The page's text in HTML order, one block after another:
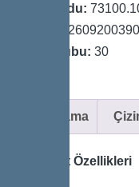
Ürün Kodu:
Fiyat Grubu: 30
Açıklama
Varyant Özellikleri